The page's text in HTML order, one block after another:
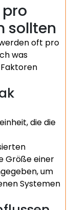
sollten
oft pro
was
die die
Größe einer
um
Systemen